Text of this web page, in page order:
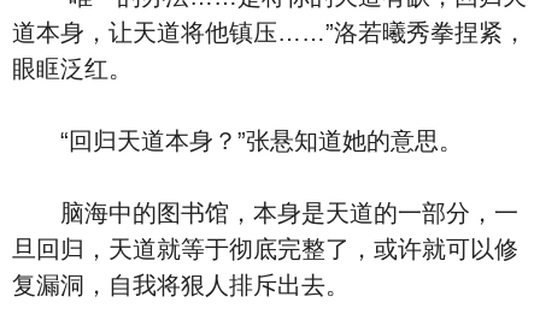
道本身，让天道将他镇压……”洛若曦秀拳捏紧，
眼眶泛红。
“回归天道本身？”张悬知道她的意思。
脑海中的图书馆，本身是天道的一部分，一
旦回归，天道就等于彻底完整了，或许就可以修
复漏洞，自我将狠人排斥出去。